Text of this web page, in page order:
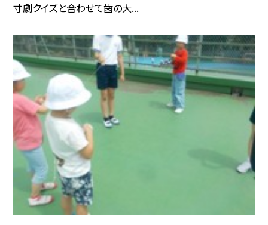
寸劇クイズと合わせて歯の大...